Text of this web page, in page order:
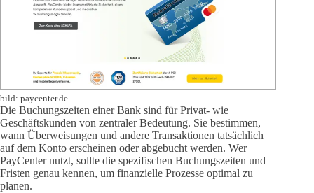
bild: paycenter.de
Die Buchungszeiten einer Bank sind für Privat- wie
Geschäftskunden von zentraler Bedeutung. Sie bestimmen,
wann Überweisungen und andere Transaktionen tatsächlich
auf dem Konto erscheinen oder abgebucht werden. Wer
PayCenter nutzt, sollte die spezifischen Buchungszeiten und
Fristen genau kennen, um finanzielle Prozesse optimal zu
planen.